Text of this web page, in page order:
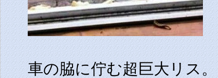
車の脇に佇む超巨大リス